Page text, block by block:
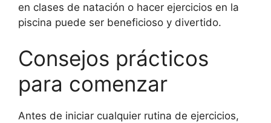
en clases de natación o hacer ejercicios en la
piscina puede ser beneficioso y divertido.
Consejos prácticos
para comenzar
Antes de iniciar cualquier rutina de ejercicios,